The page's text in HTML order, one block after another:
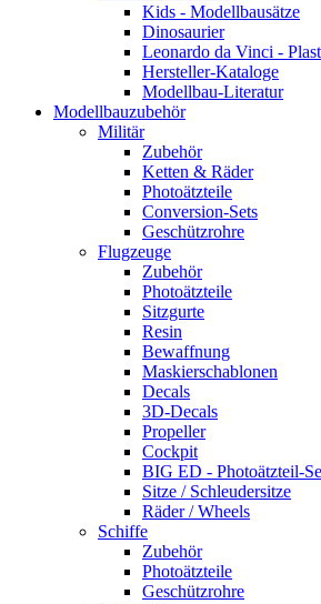
Kids - Modellbausätze
Dinosaurier
Leonardo da Vinci -
Hersteller-Kataloge
Modellbau-Literatur
Modellbauzubehör
Militär
Zubehör
Ketten & Räder
Photoätzteile
Conversion-Sets
Geschützrohre
Flugzeuge
Zubehör
Photoätzteile
Sitzgurte
Resin
Bewaffnung
Maskierschablonen
Decals
3D-Decals
Propeller
Cockpit
BIG ED - Photoätzteil-
Sitze / Schleudersitze
Räder / Wheels
Schiffe
Zubehör
Photoätzteile
Geschützrohre